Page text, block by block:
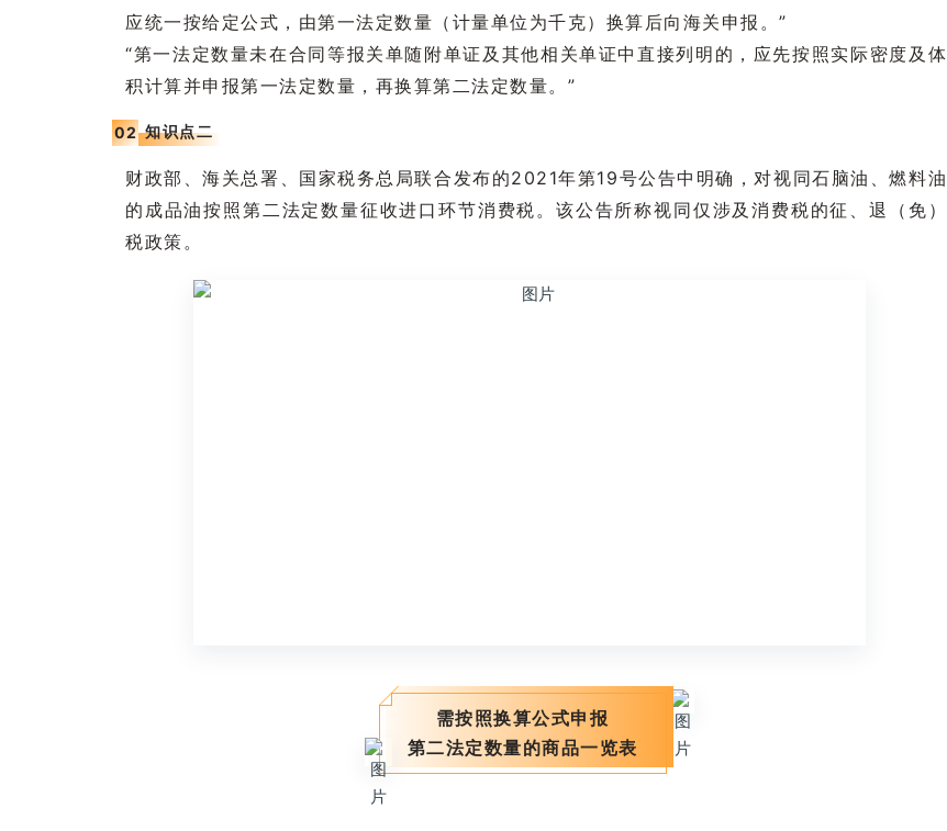
应统一按给定公式，由第一法定数量（计量单位为千克）换算后向海关申报。”
“第一法定数量未在合同等报关单随附单证及其他相关单证中直接列明的，应先按照实际密度及体
积计算并申报第一法定数量，再换算第二法定数量。”
02 知识点二
财政部、海关总署、国家税务总局联合发布的2021年第19号公告中明确，对视同石脑油、燃料油
的成品油按照第二法定数量征收进口环节消费税。该公告所称视同仅涉及消费税的征、退（免）
税政策。
需按照换算公式申报
第二法定数量的商品一览表